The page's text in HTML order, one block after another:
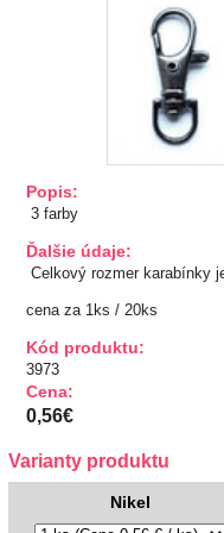
TIPY NA DARČEKY
Bižutérny kútik
Burda strihy
Dekorácie
Doplnky
Popis:
3 farby
Ďalšie údaje:
Celkový rozmer karabínky
cena za 1ks / 20ks
Kód produktu:
3973
Cena:
0,56€
Varianty produktu
Nikel